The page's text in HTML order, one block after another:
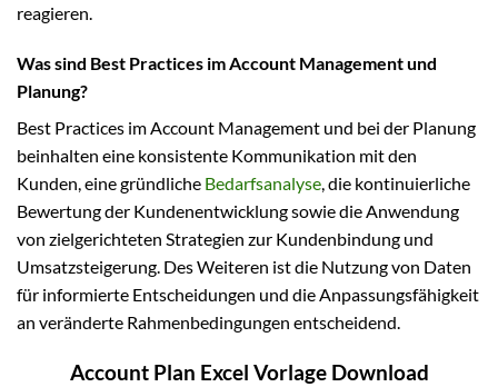
reagieren.
Was sind Best Practices im Account Management und
Planung?
Best Practices im Account Management und bei der Planung
beinhalten eine konsistente Kommunikation mit den
Kunden, eine gründliche Bedarfsanalyse, die kontinuierliche
Bewertung der Kundenentwicklung sowie die Anwendung
von zielgerichteten Strategien zur Kundenbindung und
Umsatzsteigerung. Des Weiteren ist die Nutzung von Daten
für informierte Entscheidungen und die Anpassungsfähigkeit
an veränderte Rahmenbedingungen entscheidend.
Account Plan Excel Vorlage Download